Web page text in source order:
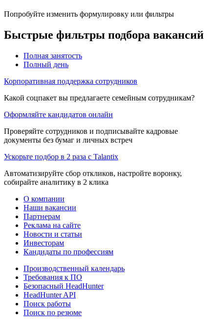
Попробуйте изменить формулировку или фильтры
Быстрые фильтры подбора вакансий
Полная занятость
Полный день
Корпоративная поддержка сотрудников
Какой соцпакет вы предлагаете семейным сотрудникам?
Оформляйте кандидатов онлайн
Проверяйте сотрудников и подписывайте кадровые
документы без бумаг и личных встреч
Ускорьте подбор в 2 раза с Talantix
Автоматизируйте сбор откликов, настройте воронку,
собирайте аналитику в 2 клика
О компании
Наши вакансии
Партнерам
Реклама на сайте
Новости и статьи
Инвесторам
Кандидаты по профессиям
Производственный календарь
Требования к ПО
Безопасный HeadHunter
HeadHunter API
Поиск работы
Поиск по резюме